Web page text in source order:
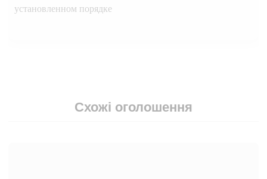
установленном порядке
Схожі оголошення